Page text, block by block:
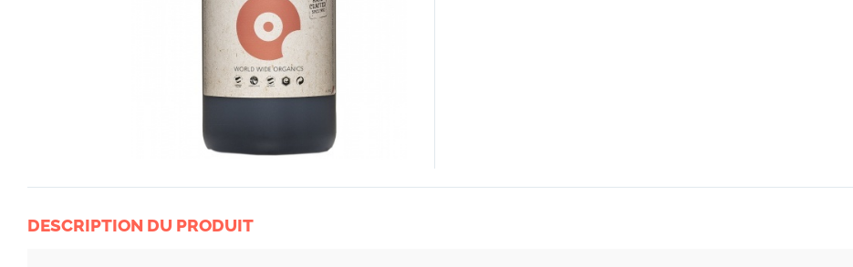
DESCRIPTION DU PRODUIT